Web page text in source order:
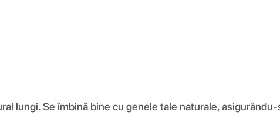
lungi. Se îmbină bine cu genele tale naturale,